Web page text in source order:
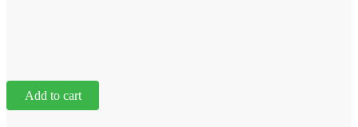
Add to cart